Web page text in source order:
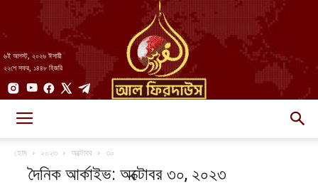
৬ই আগস্ট, ২০২৬ ঈসায়ী
২২শে সফর, ১৪৪৮ হিজরি
হোম ২০২৩ অক্টোবর ৩০
দৈনিক আর্কাইভ: অক্টোবর ৩০, ২০২৩